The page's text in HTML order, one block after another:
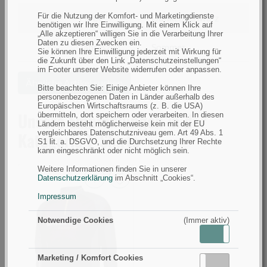
Für die Nutzung der Komfort- und Marketingdienste
benötigen wir Ihre Einwilligung. Mit einem Klick auf
„Alle akzeptieren“ willigen Sie in die Verarbeitung Ihrer
Daten zu diesen Zwecken ein.
Sie können Ihre Einwilligung jederzeit mit Wirkung für
die Zukunft über den Link „Datenschutzeinstellungen“
im Footer unserer Website widerrufen oder anpassen.
Bitte beachten Sie: Einige Anbieter können Ihre
personenbezogenen Daten in Länder außerhalb des
Europäischen Wirtschaftsraums (z. B. die USA)
übermitteln, dort speichern oder verarbeiten. In diesen
Ländern besteht möglicherweise kein mit der EU
vergleichbares Datenschutzniveau gem. Art 49 Abs. 1
S1 lit. a. DSGVO, und die Durchsetzung Ihrer Rechte
kann eingeschränkt oder nicht möglich sein.
Weitere Informationen finden Sie in unserer
Datenschutzerklärung im Abschnitt „Cookies“.
Impressum
Notwendige Cookies (Immer aktiv)
Marketing / Komfort Cookies
Größe
filtern
nach
Farbe
Farbe Dunkel/Schwarz
filtern
nach
Jahreszeit
Jahreszeit Sommer
Ähnliche Artikel suchen
Unsere Empfehlungen in der
Kategorie T-Shirts
Savage
Tournament
Shirt